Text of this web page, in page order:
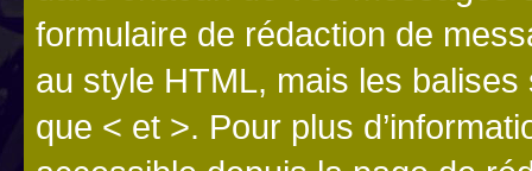
formulaire de rédaction de
au style HTML, mais les
que < et >. Pour plus